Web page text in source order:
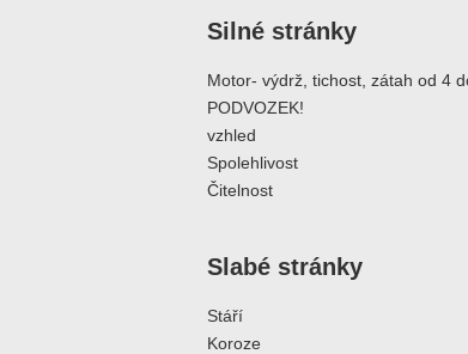
Silné stránky
Motor- výdrž, tichost, zátah od 4
PODVOZEK!
vzhled
Spolehlivost
Čitelnost
Slabé stránky
Stáří
Koroze